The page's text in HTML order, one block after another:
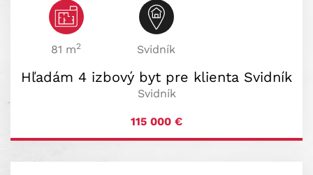
81 m2 Svidník
Hľadám 4 izbový byt pre klienta Svidník
Svidník
115 000 €